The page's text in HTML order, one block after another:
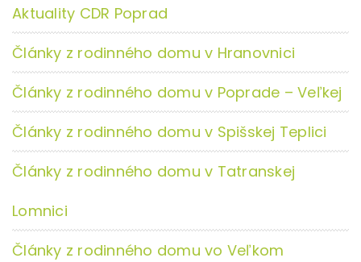
Aktuality CDR Poprad
Články z rodinného domu v Hranovnici
Články z rodinného domu v Poprade – Veľkej
Články z rodinného domu v Spišskej Teplici
Články z rodinného domu v Tatranskej
Lomnici
Články z rodinného domu vo Veľkom